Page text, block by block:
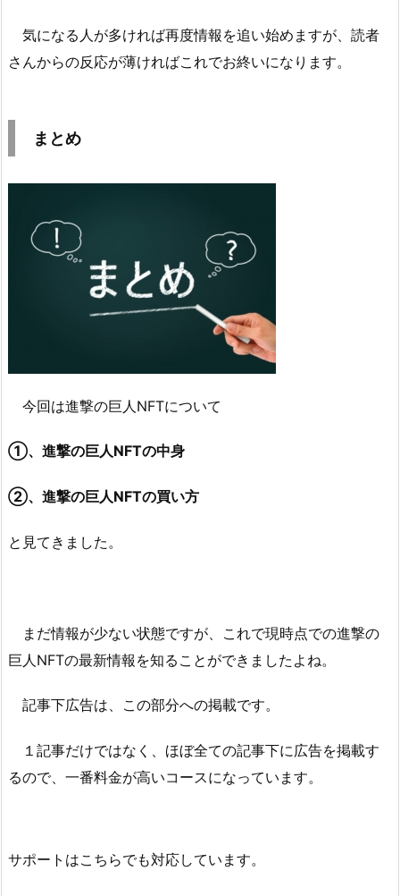
気になる人が多ければ再度情報を追い始めますが、読者
さんからの反応が薄ければこれでお終いになります。
まとめ
今回は進撃の巨人NFTについて
①、進撃の巨人NFTの中身
②、進撃の巨人NFTの買い方
と見てきました。
まだ情報が少ない状態ですが、これで現時点での進撃の
巨人NFTの最新情報を知ることができましたよね。
記事下広告は、この部分への掲載です。
１記事だけではなく、ほぼ全ての記事下に広告を掲載す
るので、一番料金が高いコースになっています。
サポートはこちらでも対応しています。